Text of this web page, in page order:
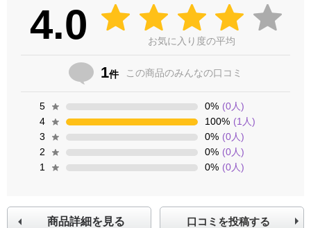
4.0 お気に入り度の平均
1件 この商品のみんなの口コミ
5 0% (0人)
4
100% (1人)
3
0% (0人)
2
0% (0人)
1
0% (0人)
口コミを投稿する
商品詳細を見る